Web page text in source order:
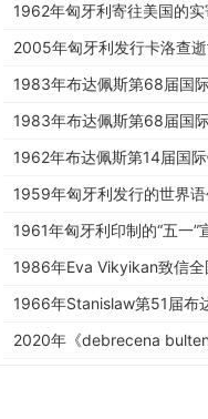
1962年匈牙利寄往美国的实
2005年匈牙利发行卡洛查
年纪念邮票
1983年布达佩斯第68届国
大会纪念邮票（无齿）
1983年布达佩斯第68届国
大会纪念邮票
1962年布达佩斯第14届国
工世界语大会纪念邮票
1959年匈牙利发行的世界语
柴门霍夫无齿纪念邮票
1961年匈牙利印制的“五一”
（带有波兰第16届全国世
1986年Eva Vikyikan致信全
的信封
1966年Stanislaw第51届布
际世界语大会代表证
2020年《debrecena